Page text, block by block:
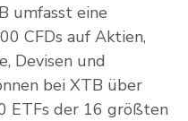
umfasst eine
CFDs auf Aktien,
Devisen und
bei XTB über
ETFs der 16 größten